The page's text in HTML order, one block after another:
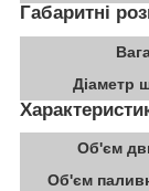
Габаритні
Діаметр
Об'єм
Об'єм